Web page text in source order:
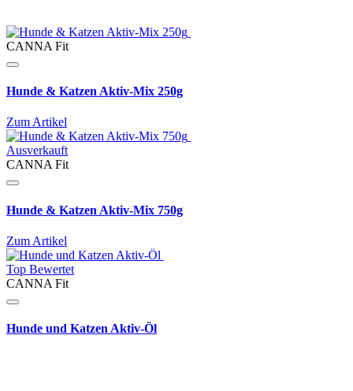
CANNA Fit
Hunde & Katzen Aktiv-Mix 250g
Zum Artikel
Ausverkauft
CANNA Fit
Hunde & Katzen Aktiv-Mix 750g
Zum Artikel
Top Bewertet
CANNA Fit
Hunde und Katzen Aktiv-Öl